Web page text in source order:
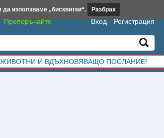
Препоръчайте Вход Регистрация
И ВДЪХНОВЯВАЩО ПОСЛАНИЕ!
използваме „бисквитки“. Разбрах